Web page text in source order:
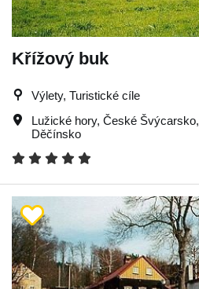
Křížový buk
Výlety, Turistické cíle
Lužické hory, České Švýcarsko,
Děčínsko